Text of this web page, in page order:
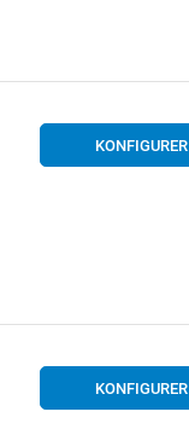
KONFIGURER
KONFIGURER